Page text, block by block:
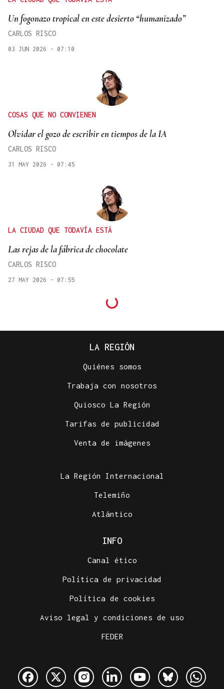
Un fogonazo tropical en este desierto “humanizado”
CARLOS RISCO
03 JUN 2026 - 07:10
COSAS QUE NO CONVIENEN
Olvidar el gozo de escribir en tiempos de la IA
CARLOS RISCO
31 MAY 2026 - 07:45
LA CIUDAD QUE TODAVÍA ESTÁ
Las rejas de la fábrica de chocolate
CARLOS RISCO
27 MAY 2026 - 07:55
LA REGIÓN
Quiénes somos
Trabaja con nosotros
Quiosco La Región
Tarifas de publicidad
Venta de imágenes
La Región Internacional
Telemiño
Atlántico
INFO
Canal ético
Política de privacidad
Política de cookies
Aviso legal y condiciones de uso
FEDER